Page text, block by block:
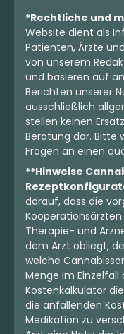
*Rechtliche und
Website dient als
Patienten, Ärzte
von unserem
und basieren auf
Berichten unserer
ausschließlich
stellen keinen
Beratung dar. Bitte
Fragen an einen
**Hinweise
darauf, dass die
Therapie- und
dem Arzt obliegt,
welche
Menge im
Kostenkalkulator
die anfallenden
Medikation zu